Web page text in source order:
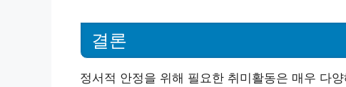
결론
정서적 안정을 위해 필요한 취미활동은 매우 다